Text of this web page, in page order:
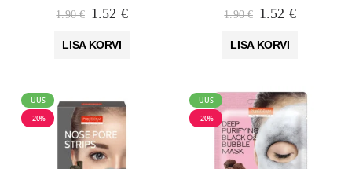
1.90€ Algne
oli:
1.52 €Praegune
LISA KORVI
1.90€ Algne
oli:
1.52 €Praegune
LISA KORVI
UUS
-20%
UUS
-20%